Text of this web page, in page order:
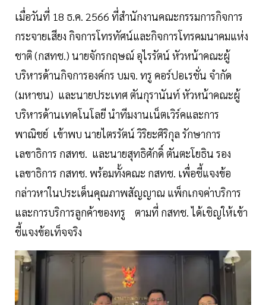
เมื่อวันที่ 18 ธ.ค. 2566 ที่สำนักงานคณะกรรมการกิจการ
กระจายเสียง กิจการโทรทัศน์และกิจการโทรคมนาคมแห่ง
ชาติ (กสทช.) นายจักรกฤษณ์ อุไรรัตน์ หัวหน้าคณะผู้
บริหารด้านกิจการองค์กร บมจ. ทรู คอร์ปอเรชั่น จำกัด
(มหาชน) และนายประเทศ ตันกุรานันท์ หัวหน้าคณะผู้
บริหารด้านเทคโนโลยี นำทีมงานเน็ตเวิร์คและการ
พาณิชย์ เข้าพบ นายไตรรัตน์ วิริยะศิริกุล รักษาการ
เลขาธิการ กสทช. และนายสุทธิศักดิ์ ตันตะโยธิน รอง
เลขาธิการ กสทช. พร้อมทั้งคณะ กสทช. เพื่อชี้แจงข้อ
กล่าวหาในประเด็นคุณภาพสัญญาณ แพ็กเกจค่าบริการ
และการบริการลูกค้าของทรู ตามที่ กสทช. ได้เชิญให้เข้า
ชี้แจงข้อเท็จจริง